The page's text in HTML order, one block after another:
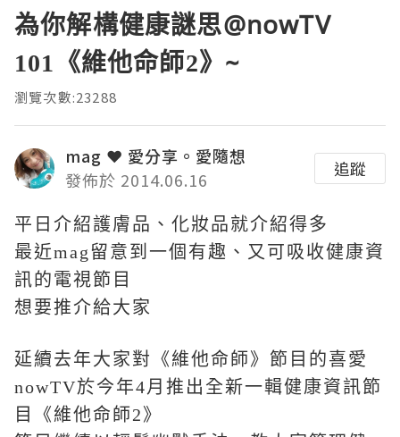
為你解構健康謎思@nowTV
101《維他命師2》~
瀏覽次數:23288
mag ❤ 愛分享。愛隨想
發佈於 2014.06.16
追蹤
平日介紹護膚品、化妝品就介紹得多
最近mag留意到一個有趣、又可吸收健康資
訊的電視節目
想要推介給大家
延續去年大家對《維他命師》節目的喜愛
nowTV於今年4月推出全新一輯健康資訊節
目《維他命師2》